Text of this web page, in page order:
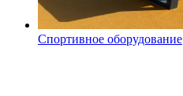
Спортивное оборудование